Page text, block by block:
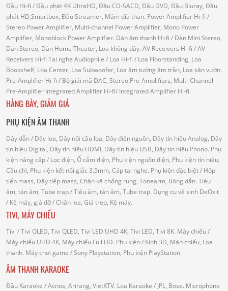
Đầu Hi-fi / Đầu phát 4K UltraHD, Đầu CD-SACD, Đầu DVD, Đầu Bluray, Đầu
phát HD,Smartbox, Đầu Streamer, Mâm đĩa than. Power Amplifier Hi-fi /
Stereo Power Amplifier, Multi-channel Power Amplifier, Mono Power
Amplifier, Monoblock Power Amplifier. Dàn âm thanh Hi-fi / Dàn Mini Stereo,
Dàn Stereo, Dàn Home Theater, Loa không dây. AV Receivers Hi-fi / AV
Receivers Hi-fi Tai nghe Audiophile / Loa Hi-fi / Loa Floorstanding, Loa
Bookshelf, Loa Center, Loa Subwoofer, Loa âm tường âm trần, Loa sân vườn.
Pre-Amplifier Hi-fi / Bộ giải mã DAC, Stereo Pre-Amplifiers, Multi-Channel
Pre-Amplifier Integrated Amplifier Hi-fi/ Integrated Amplifier Hi-fi.
HÀNG BÀY, GIẢM GIÁ
PHỤ KIỆN ÂM THANH
Dây dẫn/ Dây loa, Dây nối cầu loa, Dây điện nguồn, Dây tín hiệu Analog, Dây
tín hiệu Digital, Dây tín hiệu HDMI, Dây tín hiệu USB, Dây tín hiệu Phono. Phụ
kiện nâng cấp/ Lọc điện, Ổ cắm điện, Phụ kiện nguồn điện, Phụ kiện tín hiệu,
Cầu chì, Phụ kiện kết nối giắc 3.5mm, Cáp tai nghe. Phụ kiện đặc biệt/ Hộp
tiếp mass, Dây tiếp mass, Chân kê chống rung, Tonearm, Bóng dẫn. Tiêu
âm, tán âm, Tube trap/ Tiêu âm, tán âm, Tube trap. Dụng cụ vệ sinh DeOxit
/ Kệ máy, giá đỡ/ Chân loa, Giá treo, Kệ máy.
TIVI, MÁY CHIẾU
Tivi / Tivi OLED, Tivi QLED, Tivi LED UHD 4K, Tivi LED, Tivi 8K. Máy chiếu/
Máy chiếu UHD 4K, Máy chiếu Full HD. Phụ kiện/ Kính 3D, Màn chiếu, Loa
thanh. Máy chơi game / Sony Playstation, Phụ kiện PlayStation.
ÂM THANH KARAOKE
Đầu Karaoke / Acnos, Arirang, VietKTV. Loa Karaoke / JPL, Bose. Microphone